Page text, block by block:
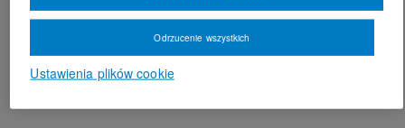
Ustawienia plików cookie
Odrzucenie wszystkich